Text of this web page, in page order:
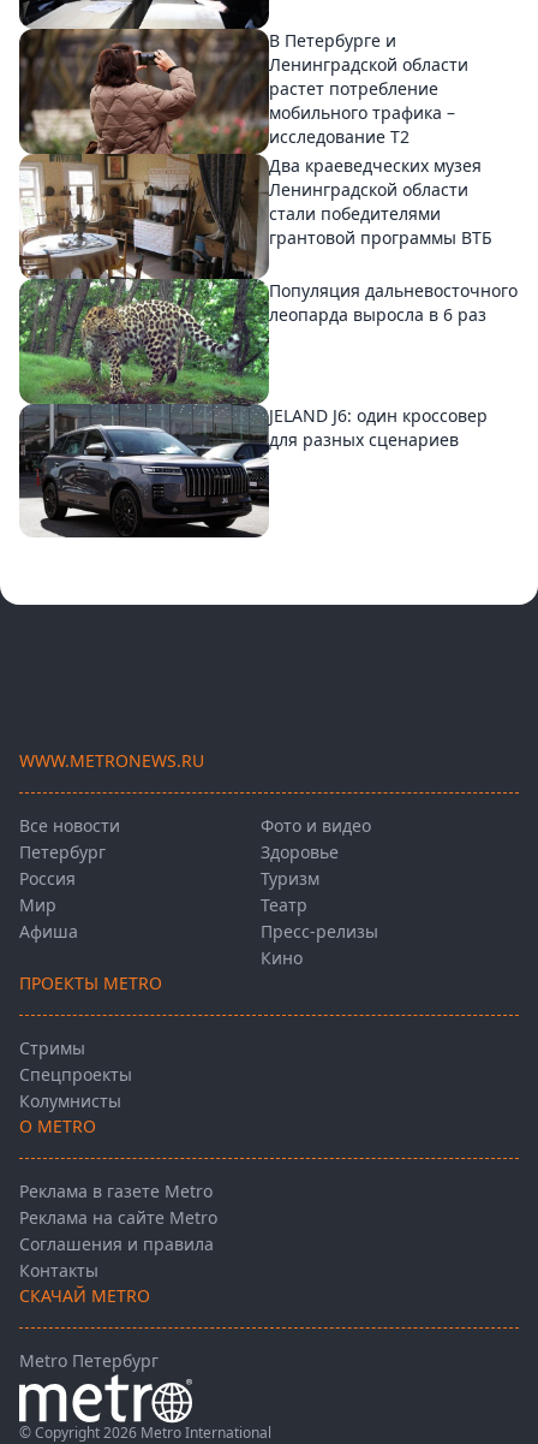
В Петербурге и
Ленинградской области
растет потребление
мобильного трафика –
исследование T2
Два краеведческих музея
Ленинградской области
стали победителями
грантовой программы ВТБ
Популяция дальневосточного
леопарда выросла в 6 раз
JELAND J6: один кроссовер
для разных сценариев
WWW.METRONEWS.RU
Все новости
Петербург
Россия
Мир
Афиша
Фото и видео
Здоровье
Туризм
Театр
Пресс-релизы
Кино
ПРОЕКТЫ METRO
Стримы
Спецпроекты
Колумнисты
О METRO
Реклама в газете Metro
Реклама на сайте Metro
Соглашения и правила
Контакты
СКАЧАЙ METRO
Metro Петербург
© Copyright 2026 Metro International